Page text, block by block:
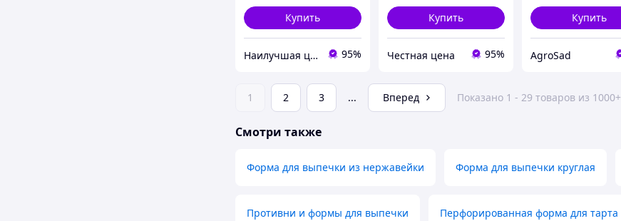
Купить
Наилучшая цена 95%
Купить
Честная цена 95%
Купить
AgroSad
1 2 3 ... Вперед Показано 1 - 29 товаров из 1000+
Смотри также
Форма для выпечки из нержавейки Форма для выпечки круглая
Противни и формы для выпечки Перфорированная форма для тарта